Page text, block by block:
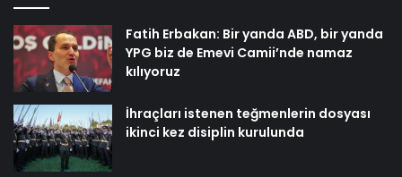
Fatih Erbakan: Bir yanda ABD, bir yanda
YPG biz de Emevi Camii’nde namaz
kılıyoruz
İhraçları istenen teğmenlerin dosyası
ikinci kez disiplin kurulunda